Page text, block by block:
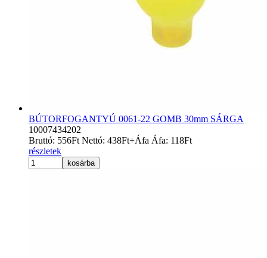
BÚTORFOGANTYÚ 0061-22 GOMB 30mm SÁRGA
10007434202
Bruttó: 556Ft Nettó: 438Ft+Áfa Áfa: 118Ft
részletek
kosárba